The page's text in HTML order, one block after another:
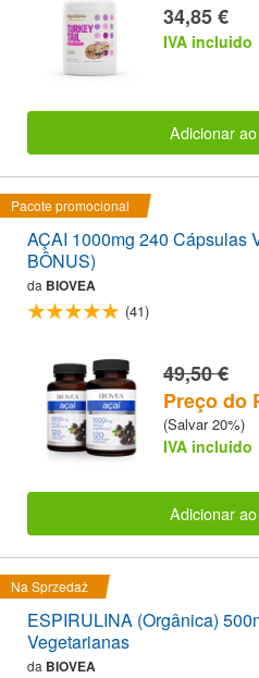
34,85 €
IVA incluido
Adicionar
Pacote promocional
AÇAI 1000mg 240 Cápsulas
BÔNUS)
da BIOVEA
(41)
49,50 €
Preço do
(Salvar 20%)
IVA incluido
Adicionar
Na Sprzedaż
ESPIRULINA (Orgânica)
Vegetarianas
da BIOVEA